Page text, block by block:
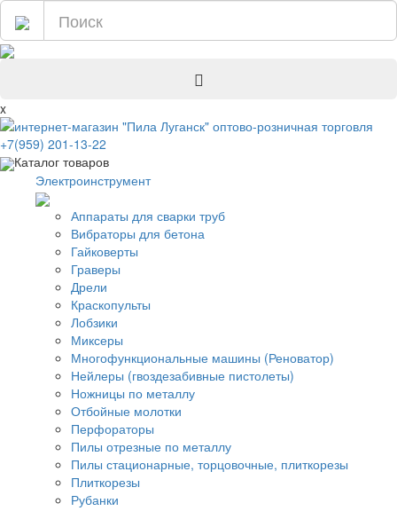
x
+7(959) 201-13-22
Каталог товаров
Электроинструмент
Аппараты для сварки труб
Вибраторы для бетона
Гайковерты
Граверы
Дрели
Краскопульты
Лобзики
Миксеры
Многофункциональные машины (Реноватор)
Нейлеры (гвоздезабивные пистолеты)
Ножницы по металлу
Отбойные молотки
Перфораторы
Пилы отрезные по металлу
Пилы стационарные, торцовочные, плиткорезы
Плиткорезы
Рубанки